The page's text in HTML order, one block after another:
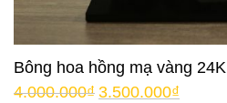
Bông hoa hồng mạ vàng 24K
4.000.000₫ 3.500.000₫